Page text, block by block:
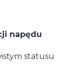
napędu
statusu